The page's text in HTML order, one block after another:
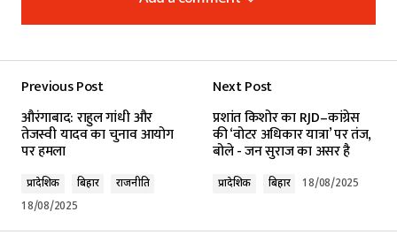
Add a comment
Required fields are marked*
Previous Post
औरंगाबाद: राहुल गांधी और
तेजस्वी यादव का चुनाव आयोग
पर हमला
प्रादेशिक बिहार
राजनीति
18/08/2025
Next Post
प्रशांत किशोर का RJD–कांग्रेस
की ‘वोटर अधिकार यात्रा’ पर तंज,
बोले - जन सुराज का असर है
प्रादेशिक बिहार 18/08/2025